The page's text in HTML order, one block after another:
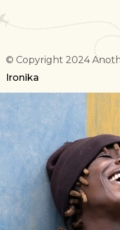
© Copyright 2024
Ironika